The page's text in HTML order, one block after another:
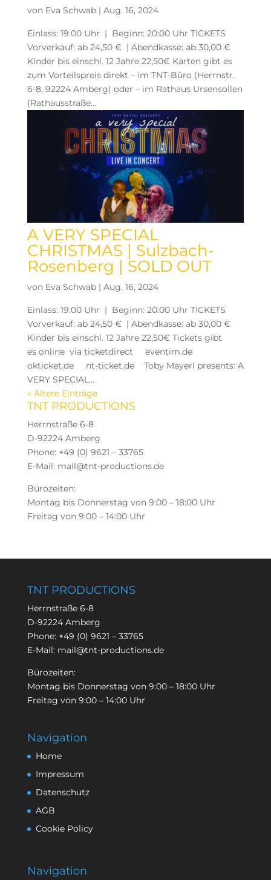
von Eva Schwab| Aug. 16, 2024
Einlass: 19:00 Uhr | Beginn: 20:00 Uhr TICKETS
Vorverkauf: ab 24,50 € | Abendkasse: ab 30,00 €
Kinder bis einschl. 12 Jahre 22,50€ Karten gibt es
zum Vorteilspreis direkt – im TNT-Büro (Herrnstr.
6-8, 92224 Amberg) oder – im Rathaus Ursensollen
(Rathausstraße...
A VERY SPECIAL
CHRISTMAS | Sulzbach-
Rosenberg | SOLD OUT
von Eva Schwab| Aug. 16, 2024
Einlass: 19:00 Uhr | Beginn: 20:00 Uhr TICKETS
Vorverkauf: ab 24,50 € | Abendkasse: ab 30,00 €
Kinder bis einschl. 12 Jahre 22,50€ Tickets gibt
es online via ticketdirect eventim.de
okticket.de nt-ticket.de Toby Mayerl presents: A
VERY SPECIAL...
« Ältere Einträge
TNT PRODUCTIONS
Herrnstraße 6-8
D-92224 Amberg
Phone: +49 (0) 9621 – 33765
E-Mail: mail@tnt-productions.de
Bürozeiten:
Montag bis Donnerstag von 9:00 – 18:00 Uhr
Freitag von 9:00 – 14:00 Uhr
TNT PRODUCTIONS
Herrnstraße 6-8
D-92224 Amberg
Phone: +49 (0) 9621 – 33765
E-Mail: mail@tnt-productions.de
Bürozeiten:
Montag bis Donnerstag von 9:00 – 18:00 Uhr
Freitag von 9:00 – 14:00 Uhr
Navigation
Home
Impressum
Datenschutz
AGB
Cookie Policy
Navigation